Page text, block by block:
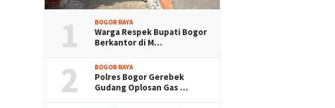
1 BOGOR RAYA
Warga Respek Bupati Bogor
Berkantor di M…
2 BOGOR RAYA
Polres Bogor Gerebek
Gudang Oplosan Gas …